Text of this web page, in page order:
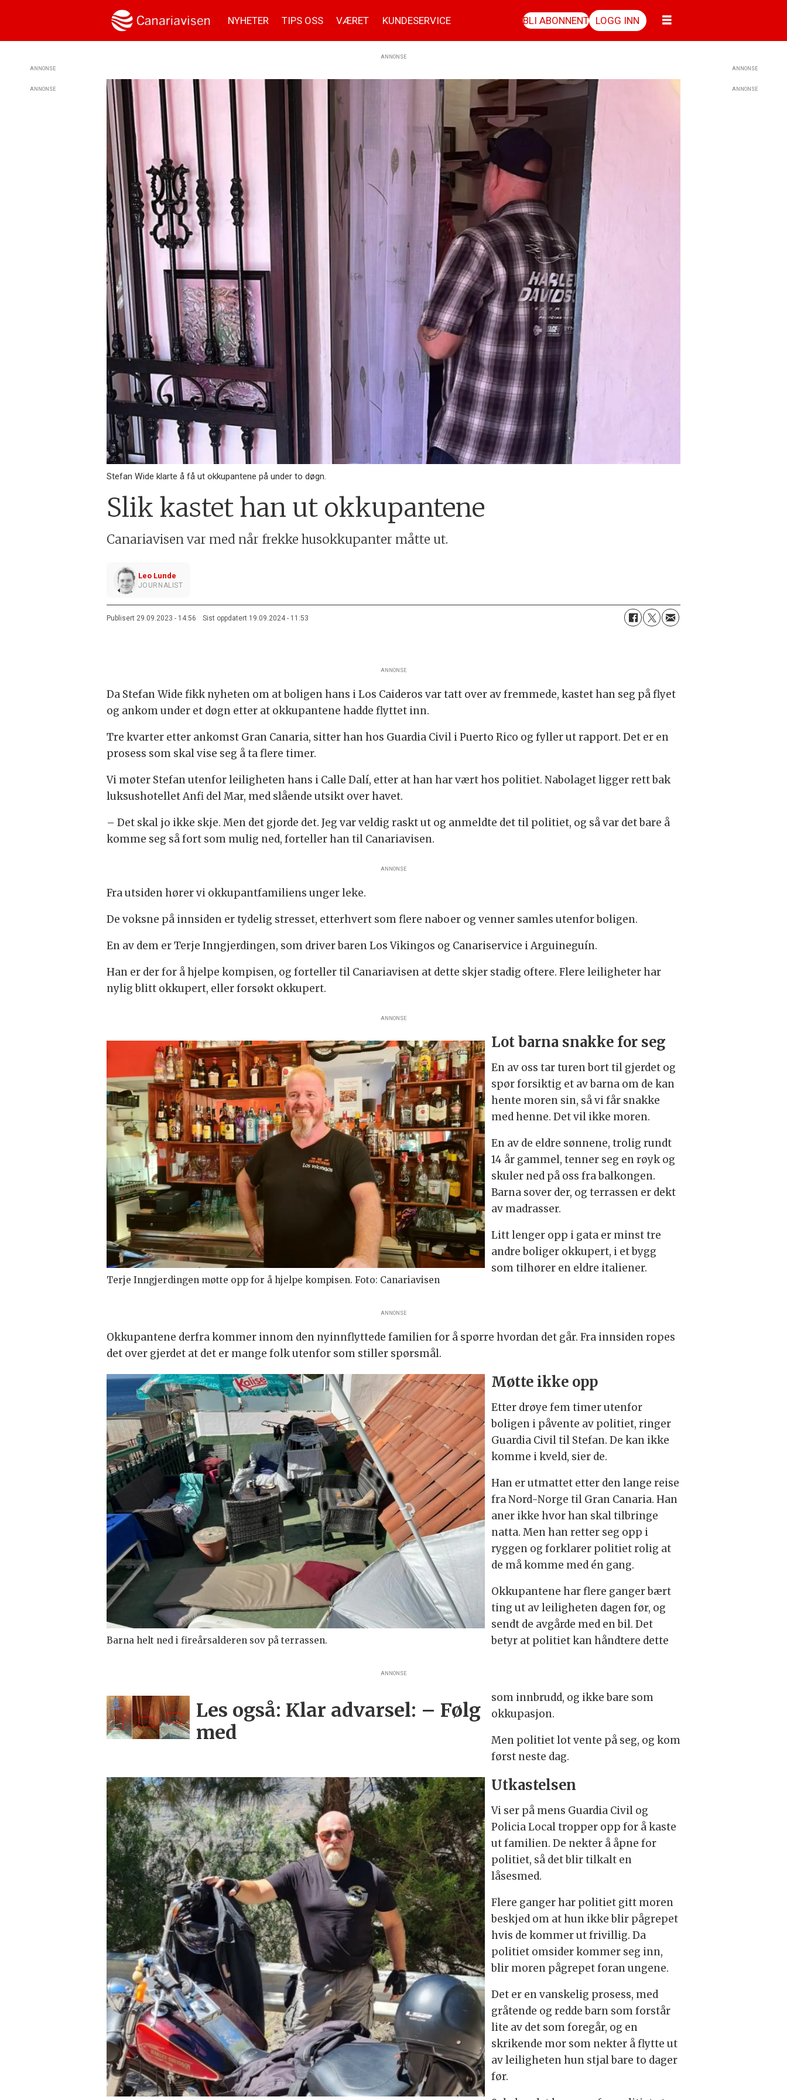
NYHETER TIPS OSS VÆRET KUNDESERVICE BLI ABONNENT LOGG INN
ANNONSE
Stefan Wide klarte å få ut okkupantene på under to døgn.
Slik kastet han ut okkupantene
Canariavisen var med når frekke husokkupanter måtte ut.
Leo Lunde
JOURNALIST
Publisert 29.09.2023 - 14:56 Sist oppdatert 19.09.2024 - 11:53
ANNONSE
Da Stefan Wide fikk nyheten om at boligen hans i Los Caideros var tatt over av fremmede, kastet han seg på flyet
og ankom under et døgn etter at okkupantene hadde flyttet inn.
Tre kvarter etter ankomst Gran Canaria, sitter han hos Guardia Civil i Puerto Rico og fyller ut rapport. Det er en
prosess som skal vise seg å ta flere timer.
Vi møter Stefan utenfor leiligheten hans i Calle Dalí, etter at han har vært hos politiet. Nabolaget ligger rett bak
luksushotellet Anfi del Mar, med slående utsikt over havet.
– Det skal jo ikke skje. Men det gjorde det. Jeg var veldig raskt ut og anmeldte det til politiet, og så var det bare å
komme seg så fort som mulig ned, forteller han til Canariavisen.
ANNONSE
Fra utsiden hører vi okkupantfamiliens unger leke.
De voksne på innsiden er tydelig stresset, etterhvert som flere naboer og venner samles utenfor boligen.
En av dem er Terje Inngjerdingen, som driver baren Los Vikingos og Canariservice i Arguineguín.
Han er der for å hjelpe kompisen, og forteller til Canariavisen at dette skjer stadig oftere. Flere leiligheter har
nylig blitt okkupert, eller forsøkt okkupert.
ANNONSE
Terje Inngjerdingen møtte opp for å hjelpe kompisen. Foto: Canariavisen
Lot barna snakke for seg
En av oss tar turen bort til gjerdet og
spør forsiktig et av barna om de kan
hente moren sin, så vi får snakke
med henne. Det vil ikke moren.
En av de eldre sønnene, trolig rundt
14 år gammel, tenner seg en røyk og
skuler ned på oss fra balkongen.
Barna sover der, og terrassen er dekt
av madrasser.
Litt lenger opp i gata er minst tre
andre boliger okkupert, i et bygg
som tilhører en eldre italiener.
ANNONSE
Okkupantene derfra kommer innom den nyinnflyttede familien for å spørre hvordan det går. Fra innsiden ropes
det over gjerdet at det er mange folk utenfor som stiller spørsmål.
Barna helt ned i fireårsalderen sov på terrassen.
Møtte ikke opp
Etter drøye fem timer utenfor
boligen i påvente av politiet, ringer
Guardia Civil til Stefan. De kan ikke
komme i kveld, sier de.
Han er utmattet etter den lange reise
fra Nord-Norge til Gran Canaria. Han
aner ikke hvor han skal tilbringe
natta. Men han retter seg opp i
ryggen og forklarer politiet rolig at
de må komme med én gang.
ANNONSE
Les også: Klar advarsel: – Følg
med
Okkupantene har flere ganger bært
ting ut av leiligheten dagen før, og
sendt de avgårde med en bil. Det
betyr at politiet kan håndtere dette
som innbrudd, og ikke bare som
okkupasjon.
Men politiet lot vente på seg, og kom
først neste dag.
Utkastelsen
Vi ser på mens Guardia Civil og
Policia Local tropper opp for å kaste
ut familien. De nekter å åpne for
politiet, så det blir tilkalt en
låsesmed.
Flere ganger har politiet gitt moren
beskjed om at hun ikke blir pågrepet
hvis de kommer ut frivillig. Da
politiet omsider kommer seg inn,
blir moren pågrepet foran ungene.
Det er en vanskelig prosess, med
gråtende og redde barn som forstår
lite av det som foregår, og en
skrikende mor som nekter å flytte ut
av leiligheten hun stjal bare to dager
før.
ANNONSE
ANNONSE
ANNONSE
ANNONSE